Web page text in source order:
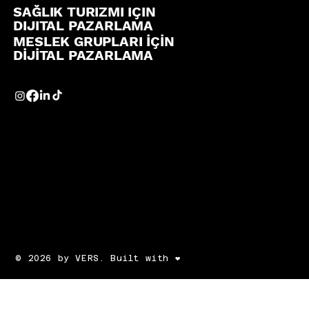
SAĞLIK TURIZMI IÇIN
DIJITAL PAZARLAMA
MESLEK GRUPLARI İÇİN
DİJİTAL PAZARLAMA
© 2026 by VERS. Built with ❤️